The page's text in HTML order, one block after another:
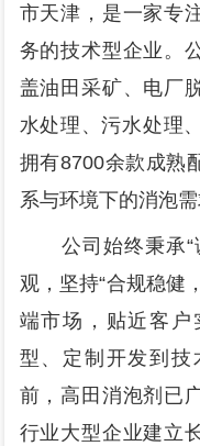
市天津，是一家专
务的技术型企业。
盖油田采矿、电厂
水处理、污水处理
拥有8700余款成熟
系与环境下的消泡需
公司始终秉承“
观，坚持“合规稳健
端市场，贴近客户
型、定制开发到技
前，高田消泡剂已
行业大型企业建立